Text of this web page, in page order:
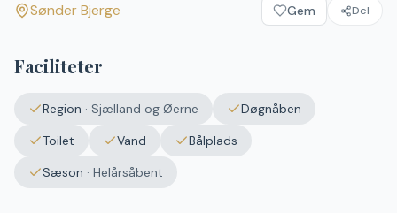
Upload et
godkendelse.
billede
Ingen fil valgt
Sønder Bjerge Gem Del
Faciliteter
Region · Sjælland og Øerne
Døgnåben
Toilet
Vand
Bålplads
Sæson · Helårsåbent